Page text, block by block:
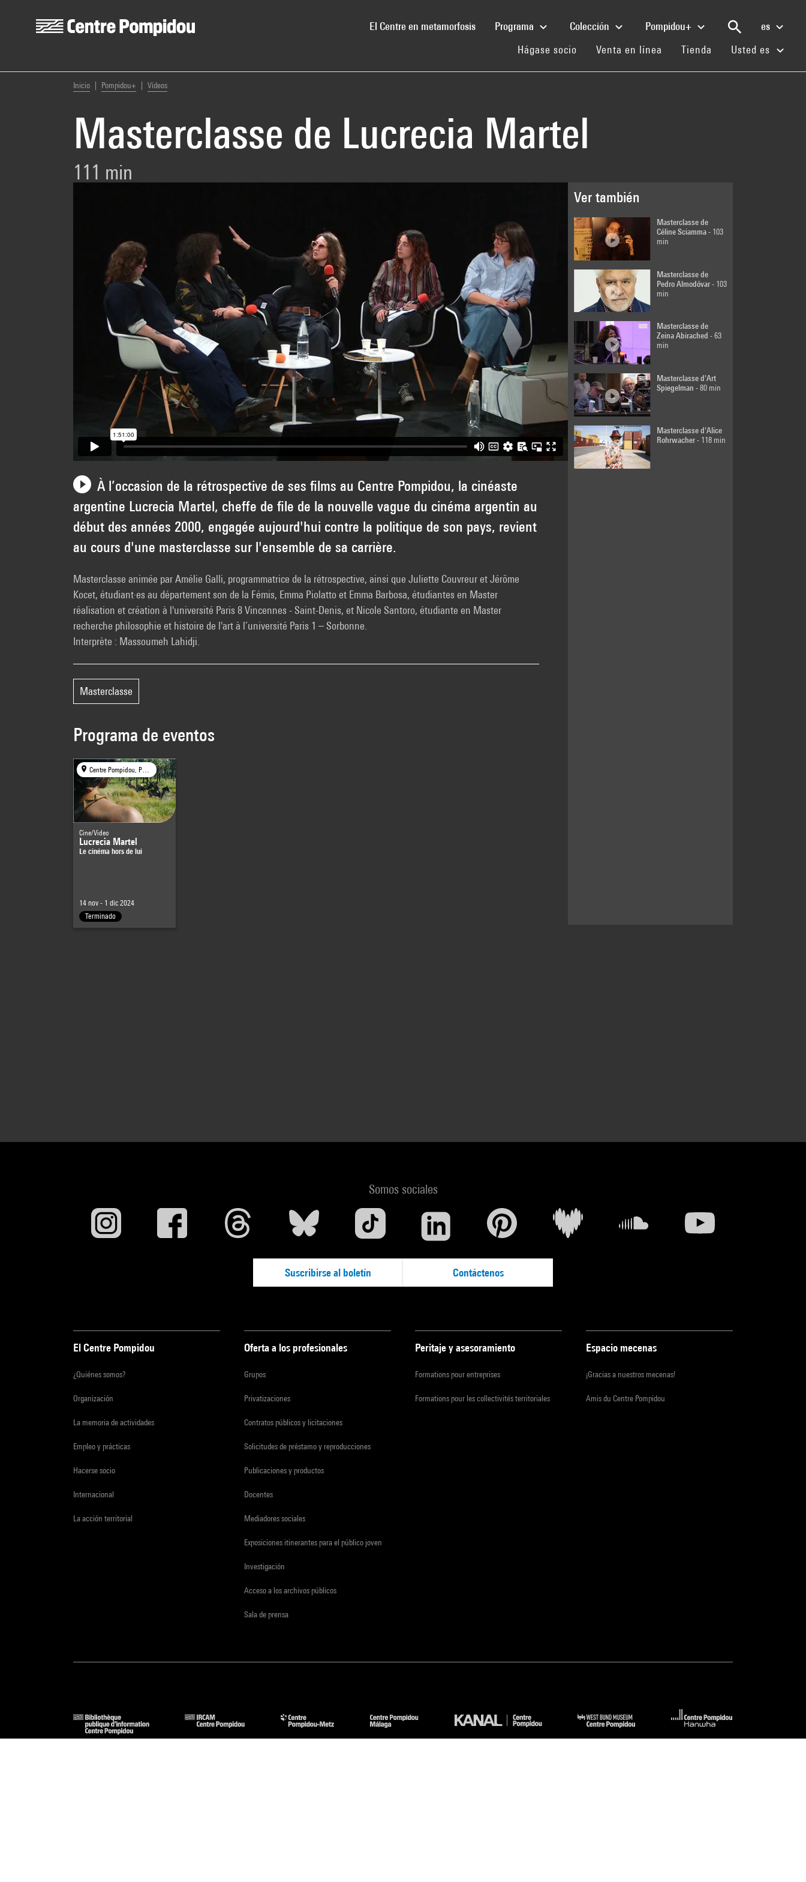
El Centre en metamorfosis(current)Programa Colección Pompidou+
es
Hágase socio (current)
Venta en línea (current)
Tienda (current)
Usted es
You are here:
Inicio Pompidou+ Vídeos
Masterclasse de Lucrecia Martel
111 min
À l’occasion de la rétrospective de ses films au Centre Pompidou, la cinéaste
argentine Lucrecia Martel, cheffe de file de la nouvelle vague du cinéma argentin au
début des années 2000, engagée aujourd'hui contre la politique de son pays, revient
au cours d'une masterclasse sur l'ensemble de sa carrière.
Masterclasse animée par Amélie Galli, programmatrice de la rétrospective, ainsi que Juliette Couvreur et Jérôme
Kocet, étudiant·es au département son de la Fémis, Emma Piolatto et Emma Barbosa, étudiantes en Master
réalisation et création à l'université Paris 8 Vincennes - Saint-Denis, et Nicole Santoro, étudiante en Master
recherche philosophie et histoire de l'art à l’université Paris 1 – Sorbonne.
Interprète : Massoumeh Lahidji.
Masterclasse
Programa de eventos
Centre Pompidou, Paris
Cine/Video
Lucrecia Martel
Le cinéma hors de lui
14 nov - 1 dic 2024
Terminado
Ver también
Masterclasse de
Céline Sciamma- 103
min
Masterclasse de
Pedro Almodóvar- 103
min
Masterclasse de
Zeina Abirached - 63
min
Masterclasse d'Art
Spiegelman - 80 min
Masterclasse d'Alice
Rohrwacher- 118 min
Somos sociales
Suscribirse al boletín Contáctenos
El Centre Pompidou
¿Quiénes somos?
Organización
La memoria de actividades
Empleo y prácticas
Hacerse socio
Internacional
La acción territorial
Oferta a los profesionales
Grupos
Privatizaciones
Contratos públicos y licitaciones
Solicitudes de préstamo y reproducciones
Publicaciones y productos
Docentes
Mediadores sociales
Exposiciones itinerantes para el público joven
Investigación
Acceso a los archivos públicos
Sala de prensa
Peritaje y asesoramiento
Formations pour entreprises
Formations pour les collectivités territoriales
Espacio mecenas
¡Gracias a nuestros mecenas!
Amis du Centre Pompidou